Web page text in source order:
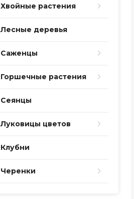
Хвойные растения
Лесные деревья
Саженцы
Горшечные растения
Сеянцы
Луковицы цветов
Клубни
Черенки